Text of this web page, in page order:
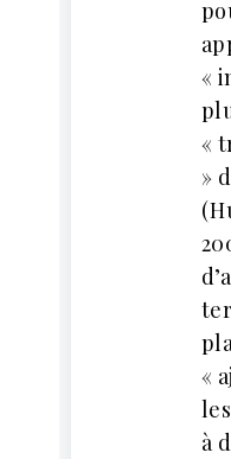
«
«
»
«
à